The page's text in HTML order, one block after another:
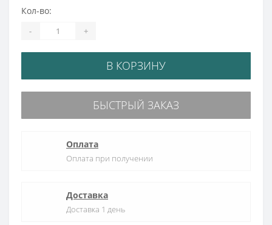
Кол-во:
- +
В КОРЗИНУ
БЫСТРЫЙ ЗАКАЗ
Оплата
Оплата при получении
Доставка
Доставка 1 день